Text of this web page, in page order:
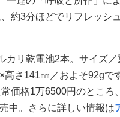
約3分ほどでリフレッシ
カリ乾電池2本。サイズ／
高さ141㎜／およそ92gで
価格1万6500円のところ
中。さらに詳しい情報は